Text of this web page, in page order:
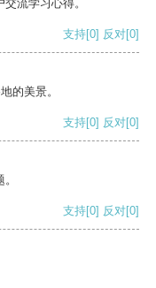
流学习心得。
支持[0] 反对[0]
的美景。
支持[0] 反对[0]
支持[0] 反对[0]